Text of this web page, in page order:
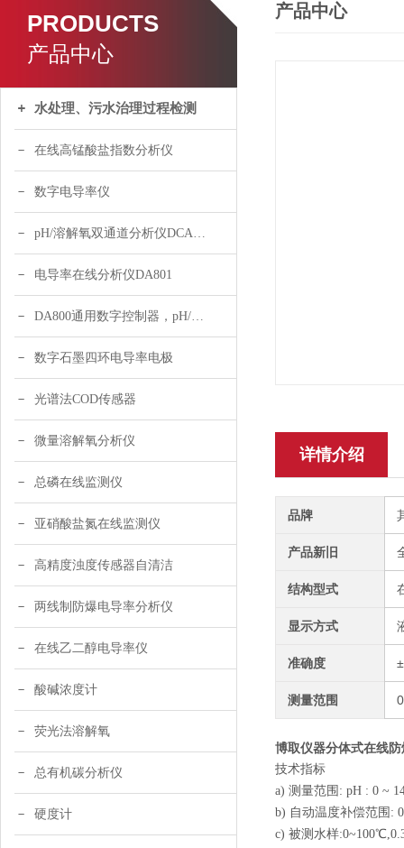
PRODUCTS
产品中心
水处理、污水治理过程检测
在线高锰酸盐指数分析仪
数字电导率仪
pH/溶解氧双通道分析仪DCA120
电导率在线分析仪DA801
DA800通用数字控制器，pH/DO/ORP多参数
数字石墨四环电导率电极
光谱法COD传感器
微量溶解氧分析仪
总磷在线监测仪
亚硝酸盐氮在线监测仪
高精度浊度传感器自清洁
两线制防爆电导率分析仪
在线乙二醇电导率仪
酸碱浓度计
荧光法溶解氧
总有机碳分析仪
硬度计
产品中心
详情介绍
品牌
产品新旧
结构型式
显示方式
准确度
测量范围
博取仪器分体式在线
技术指标
a) 测量范围: pH : 0 ~
b) 自动温度补偿范围:
c) 被测水样